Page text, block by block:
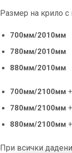
Размер на крило с
700мм/2010мм
780мм/2010мм
880мм/2010мм
700мм/2100мм
780мм/2100мм
880мм/2100мм
При всички